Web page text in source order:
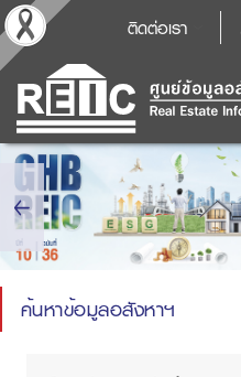
ติดต่อเรา
ค้นหาข้อมูลอสังหาฯ